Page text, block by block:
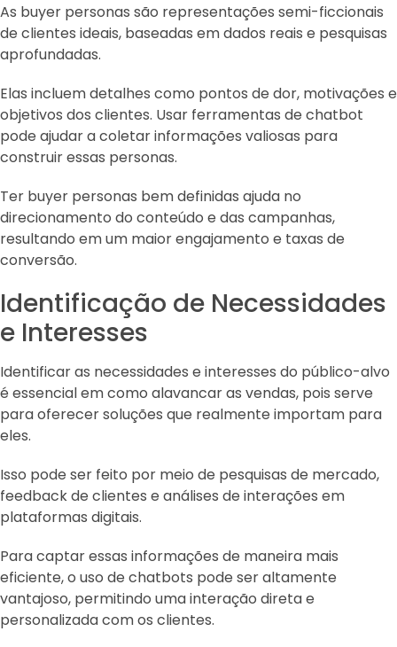
As buyer personas são representações semi-ficcionais
de clientes ideais, baseadas em dados reais e pesquisas
aprofundadas.
Elas incluem detalhes como pontos de dor, motivações e
objetivos dos clientes. Usar ferramentas de chatbot
pode ajudar a coletar informações valiosas para
construir essas personas.
Ter buyer personas bem definidas ajuda no
direcionamento do conteúdo e das campanhas,
resultando em um maior engajamento e taxas de
conversão.
Identificação de Necessidades
e Interesses
Identificar as necessidades e interesses do público-alvo
é essencial em como alavancar as vendas, pois serve
para oferecer soluções que realmente importam para
eles.
Isso pode ser feito por meio de pesquisas de mercado,
feedback de clientes e análises de interações em
plataformas digitais.
Para captar essas informações de maneira mais
eficiente, o uso de chatbots pode ser altamente
vantajoso, permitindo uma interação direta e
personalizada com os clientes.